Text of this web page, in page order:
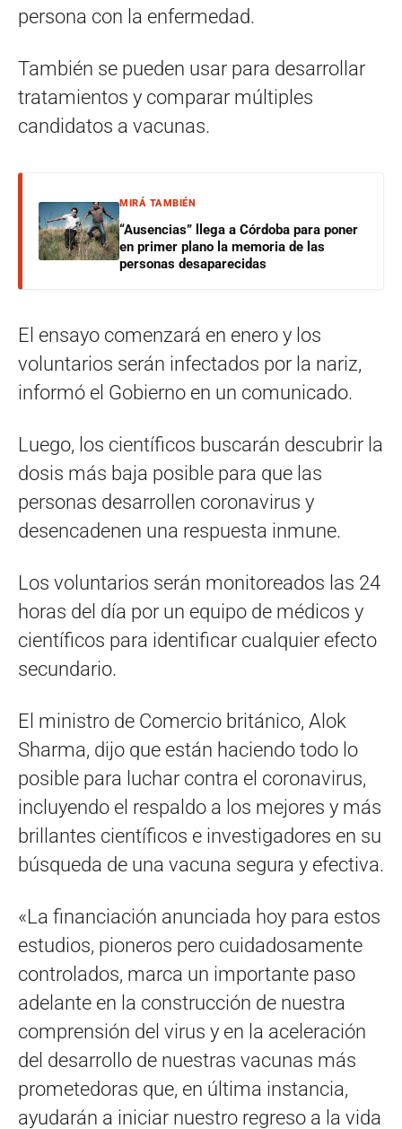
persona con la enfermedad.
También se pueden usar para desarrollar
tratamientos y comparar múltiples
candidatos a vacunas.
MIRÁ TAMBIÉN
“Ausencias” llega a Córdoba para poner
en primer plano la memoria de las
personas desaparecidas
El ensayo comenzará en enero y los
voluntarios serán infectados por la nariz,
informó el Gobierno en un comunicado.
Luego, los científicos buscarán descubrir la
dosis más baja posible para que las
personas desarrollen coronavirus y
desencadenen una respuesta inmune.
Los voluntarios serán monitoreados las 24
horas del día por un equipo de médicos y
científicos para identificar cualquier efecto
secundario.
El ministro de Comercio británico, Alok
Sharma, dijo que están haciendo todo lo
posible para luchar contra el coronavirus,
incluyendo el respaldo a los mejores y más
brillantes científicos e investigadores en su
búsqueda de una vacuna segura y efectiva.
«La financiación anunciada hoy para estos
estudios, pioneros pero cuidadosamente
controlados, marca un importante paso
adelante en la construcción de nuestra
comprensión del virus y en la aceleración
del desarrollo de nuestras vacunas más
prometedoras que, en última instancia,
ayudarán a iniciar nuestro regreso a la vida